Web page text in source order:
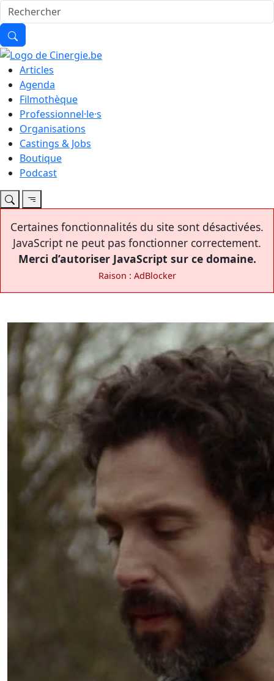
Articles
Agenda
Filmothèque
Professionnel·le·s
Organisations
Castings & Jobs
Boutique
Podcast
Certaines fonctionnalités du site sont désactivées.
JavaScript ne peut pas fonctionner correctement.
Merci d’autoriser JavaScript sur ce domaine.
Raison : AdBlocker